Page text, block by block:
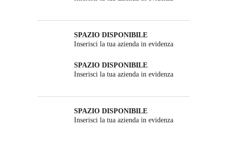
SPAZIO DISPONIBILE
Inserisci la tua azienda in evidenza
SPAZIO DISPONIBILE
Inserisci la tua azienda in evidenza
SPAZIO DISPONIBILE
Inserisci la tua azienda in evidenza